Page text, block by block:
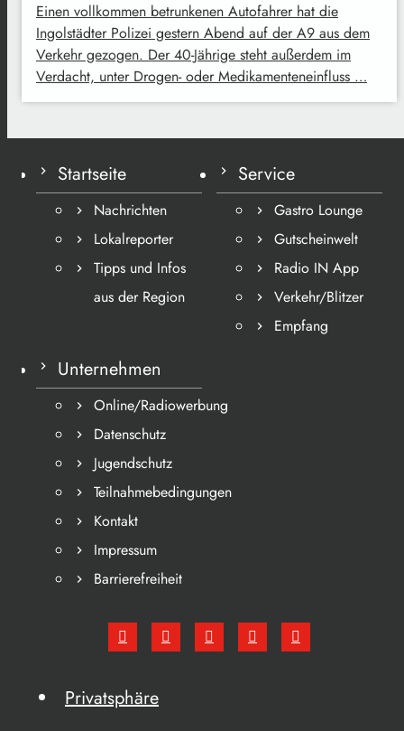
Einen vollkommen betrunkenen Autofahrer hat die
Ingolstädter Polizei gestern Abend auf der A9 aus dem
Verkehr gezogen. Der 40-Jährige steht außerdem im
Verdacht, unter Drogen- oder Medikamenteneinfluss …
Startseite
Nachrichten
Lokalreporter
Tipps und Infos
aus der Region
Service
Gastro Lounge
Gutscheinwelt
Radio IN App
Verkehr/Blitzer
Empfang
Unternehmen
Online/Radiowerbung
Datenschutz
Jugendschutz
Teilnahmebedingungen
Kontakt
Impressum
Barrierefreiheit
Privatsphäre